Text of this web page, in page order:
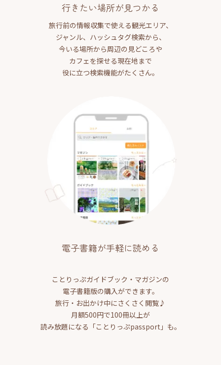
行きたい場所が見つかる
旅行前の情報収集で使える観光エリア、
ジャンル、ハッシュタグ検索から、
今いる場所から周辺の見どころや
カフェを探せる現在地まで
役に立つ検索機能がたくさん。
電子書籍が手軽に読める
ことりっぷガイドブック・マガジンの
電子書籍版の購入ができます。
旅行・お出かけ中にさくさく閲覧♪
月額500円で100冊以上が
読み放題になる「ことりっぷpassport」も。